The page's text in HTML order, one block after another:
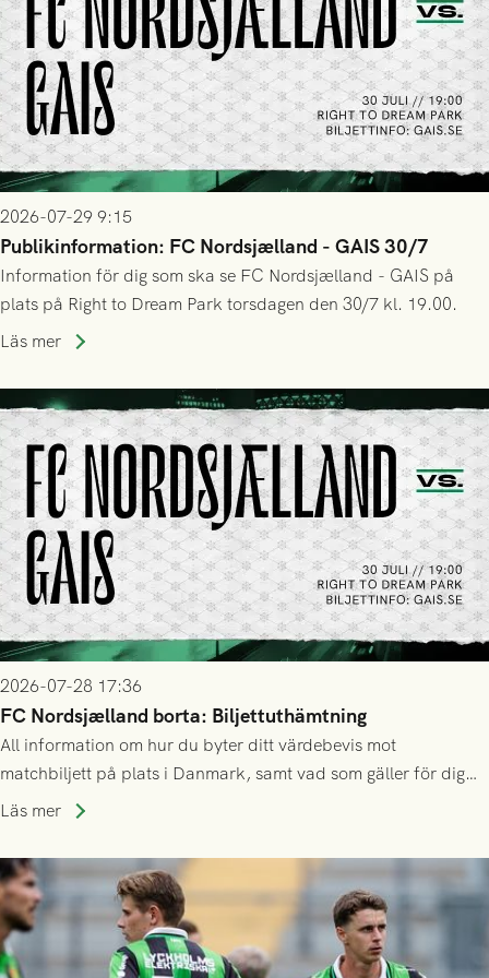
2026-07-29 9:15
Publikinformation: FC Nordsjælland - GAIS 30/7
Information för dig som ska se FC Nordsjælland - GAIS på
plats på Right to Dream Park torsdagen den 30/7 kl. 19.00.
Läs mer
2026-07-28 17:36
FC Nordsjælland borta: Biljettuthämtning
All information om hur du byter ditt värdebevis mot
matchbiljett på plats i Danmark, samt vad som gäller för dig
som står på reservlista eller fått förhinder.
Läs mer